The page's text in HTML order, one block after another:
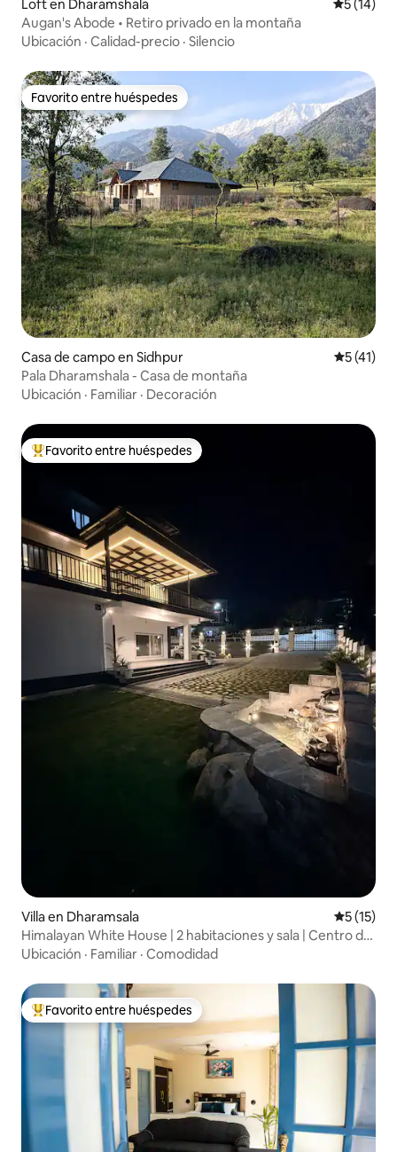
Loft en Dharamshala
5 (14)
Augan's Abode • Retiro privado en la montaña
Ubicación · Calidad-precio · Silencio
Favorito entre huéspedes
Favorito entre huéspedes
Casa de campo en Sidhpur
5 (41)
Pala Dharamshala - Casa de montaña
Ubicación · Familiar · Decoración
Favorito entre huéspedes preferido
Favorito entre huéspedes
Villa en Dharamsala
5 (15)
Himalayan White House | 2 habitaciones y sala | Centro de
Dharamshala
Ubicación · Familiar · Comodidad
Favorito entre huéspedes preferido
Favorito entre huéspedes